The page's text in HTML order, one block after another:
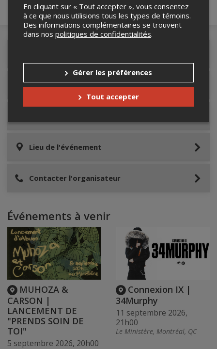
Accès au site de l'événement
Lieu de l'événement
Contacter l'organisateur
Événements à venir
MUHOZA &
CARSON |
LANCEMENT DE
"PRENDS SOIN DE
TOI"
5 septembre 2026, 20h00
Connexion IX |
34Murphy
11 septembre 2026,
21h00
Le Ministère, Montréal, QC
En cliquant sur « Tout accepter », vous consentez
à ce que nous utilisions tous les types de témoins.
Des informations complémentaires se trouvent
dans nos politiques de confidentialités.
Gérer les préférences
Tout accepter